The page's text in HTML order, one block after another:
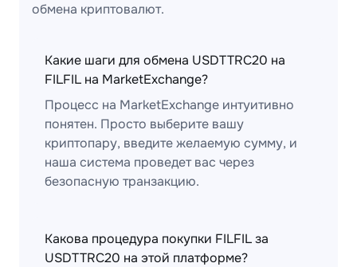
обмена криптовалют.
Какие шаги для обмена USDTTRC20 на
FILFIL на MarketExchange?
Процесс на MarketExchange интуитивно
понятен. Просто выберите вашу
криптопару, введите желаемую сумму, и
наша система проведет вас через
безопасную транзакцию.
Какова процедура покупки FILFIL за
USDTTRC20 на этой платформе?